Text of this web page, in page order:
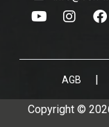
AGB |
Copyright ©